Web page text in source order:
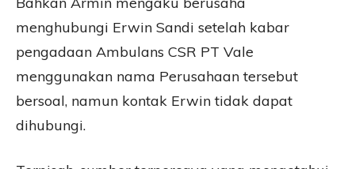
menghubungi Erwin Sandi setelah kabar
pengadaan Ambulans CSR PT Vale
menggunakan nama Perusahaan tersebut
bersoal, namun kontak Erwin tidak dapat
dihubungi.